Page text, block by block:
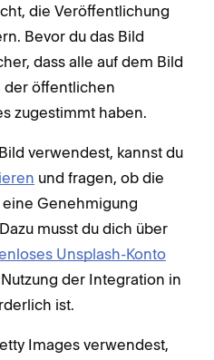
die Veröffentlichung
Bevor du das Bild
dass alle auf dem Bild
der öffentlichen
zugestimmt haben.
verwendest, kannst du
und fragen, ob die
Genehmigung
musst du dich über
Unsplash-Konto
der Integration in
ist.
Images verwendest,